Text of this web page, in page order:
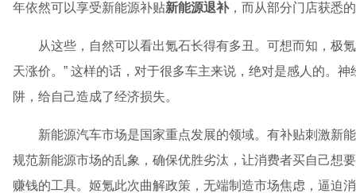
年依然可以享受新能源补贴新能源退补，而从部分门店获悉
从这些，自然可以看出氪石长得有多丑。可想而知，极
天涨价。” 这样的话，对于很多车主来说，绝对是感人的。
阱，给自己造成了经济损失。
新能源汽车市场是国家重点发展的领域。有补贴刺激新
规范新能源市场的乱象，确保优胜劣汰，让消费者买自己想
赚钱的工具。姬氪此次曲解政策，无端制造市场焦虑，逼迫